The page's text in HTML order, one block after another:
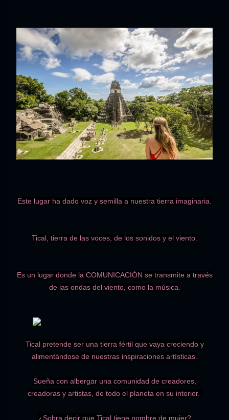
Este lugar ha dado voz y semilla a nuestra tierra imaginaria.
Tical, tierra de las voces, de los sonidos y el viento.
Es un lugar donde la COMUNICACIÓN se transmite a través
de las ondas del viento, como la música.
Tical pretende ser una tierra fértil que vaya creciendo y
alimentándose de nuestras inspiraciones artísticas.
Sueña con albergar una comunidad de creadores,
creadoras y artistas, de todo el planeta en su interior.
¿Sobra decir que Tical tiene nombre de mujer?